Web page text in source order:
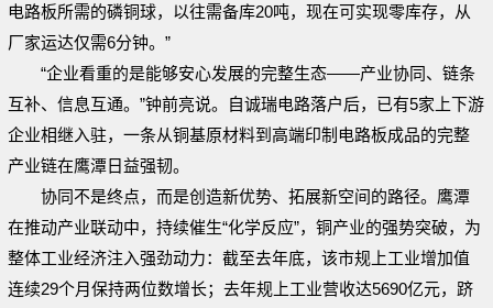
电路板所需的磷铜球，以往需备库20吨，现在可实现零库存，从
厂家运达仅需6分钟。”
“企业看重的是能够安心发展的完整生态——产业协同、链条
互补、信息互通。”钟前亮说。自诚瑞电路落户后，已有5家上下游
企业相继入驻，一条从铜基原材料到高端印制电路板成品的完整
产业链在鹰潭日益强韧。
协同不是终点，而是创造新优势、拓展新空间的路径。鹰潭
在推动产业联动中，持续催生“化学反应”，铜产业的强势突破，为
整体工业经济注入强劲动力：截至去年底，该市规上工业增加值
连续29个月保持两位数增长；去年规上工业营收达5690亿元，跻